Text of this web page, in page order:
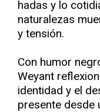
hadas y lo
naturalezas
y tensión.
Con humor
Weyant
identidad y el
presente desde